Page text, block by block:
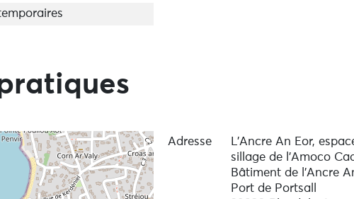
Molène
à Milizac-Guipronvel
des vélos sont proposés à la location pour explorer
et les conditions climatiques impactent
Adresse
L’Ancre An Eor,
sillage de l’Amoco
Bâtiment de l'Ancre
Port de Portsall